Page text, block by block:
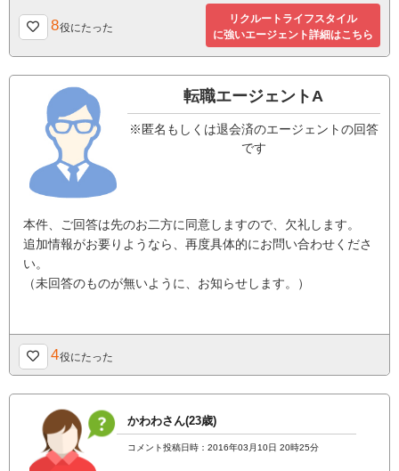
8役にたった
リクルートライフスタイル
に強いエージェント詳細はこちら
転職エージェントA
※匿名もしくは退会済のエージェントの回答
です
本件、ご回答は先のお二方に同意しますので、欠礼します。
追加情報がお要りようなら、再度具体的にお問い合わせくださ
い。
（未回答のものが無いように、お知らせします。）
4役にたった
かわわさん(23歳)
コメント投稿日時：2016年03月10日 20時25分